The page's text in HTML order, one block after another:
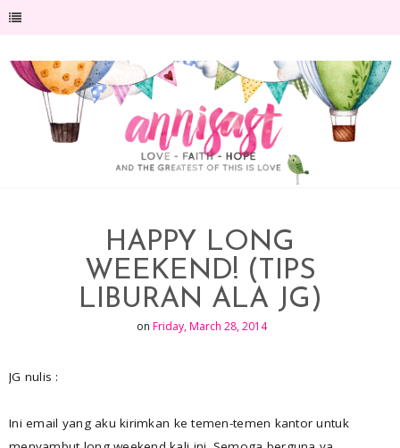
HAPPY LONG
WEEKEND! (TIPS
LIBURAN ALA JG)
on Friday, March 28, 2014
JG nulis :
Ini email yang aku kirimkan ke temen-temen kantor untuk